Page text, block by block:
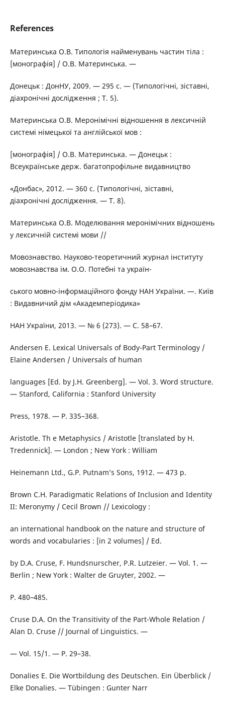
References
Материнська О.В. Типологія найменувань частин тіла :
[монографія] / О.В. Материнська. —
Донецьк : ДонНУ, 2009. — 295 с. — (Типологічні, зіставні,
діахронічні дослідження ; Т. 5).
Материнська О.В. Меронімічні відношення в лексичній
системі німецької та англійської мов :
[монографія] / О.В. Материнська. — Донецьк :
Всеукраїнське держ. багатопрофільне видавництво
«Донбас», 2012. — 360 с. (Типологічні, зіставні,
діахронічні дослідження. — Т. 8).
Материнська О.В. Моделювання меронімічних відношень
у лексичній системі мови //
Мовознавство. Науково-теоретичний журнал інституту
мовознавства ім. О.О. Потебні та україн-
ського мовно-інформаційного фонду НАН України. —. Київ
: Видавничий дім «Академперіодика»
НАН України, 2013. — № 6 (273). — С. 58–67.
Andersen E. Lexical Universals of Body-Part Terminology /
Elaine Andersen / Universals of human
languages [Ed. by J.H. Greenberg]. — Vol. 3. Word structure.
— Stanford, California : Stanford University
Press, 1978. — P. 335–368.
Aristotle. Th e Metaphysics / Aristotle [translated by H.
Tredennick]. — London ; New York : William
Heinemann Ltd., G.P. Putnam’s Sons, 1912. — 473 p.
Brown C.H. Paradigmatic Relations of Inclusion and Identity
II: Meronymy / Cecil Brown // Lexicology :
an international handbook on the nature and structure of
words and vocabularies : [in 2 volumes] / Ed.
by D.A. Cruse, F. Hundsnurscher, P.R. Lutzeier. — Vol. 1. —
Berlin ; New York : Walter de Gruyter, 2002. —
P. 480–485.
Cruse D.A. On the Transitivity of the Part-Whole Relation /
Alan D. Cruse // Journal of Linguistics. —
— Vol. 15/1. — P. 29–38.
Donalies E. Die Wortbildung des Deutschen. Ein Überblick /
Elke Donalies. — Tübingen : Gunter Narr